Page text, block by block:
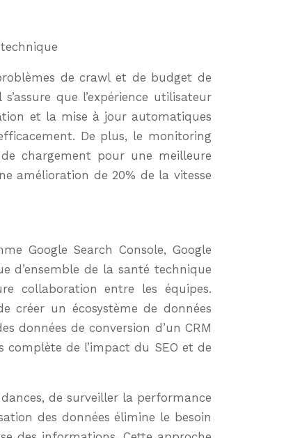
de crawl et de budget de
que l’expérience utilisateur
et la mise à jour automatiques
De plus, le monitoring
chargement pour une meilleure
amélioration de 20% de la vitesse
Google Search Console, Google
d’ensemble de la santé technique
collaboration entre les équipes.
créer un écosystème de données
données de conversion d’un CRM
de l’impact du SEO et de
de surveiller la performance
des données élimine le besoin